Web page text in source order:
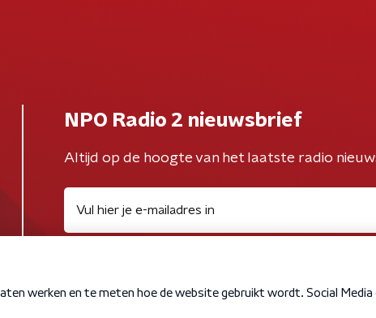
NPO Radio 2 nieuwsbrief
Altijd op de hoogte van het laatste radio